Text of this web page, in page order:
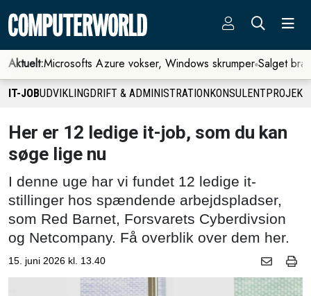
Aktuelt:Microsofts Azure vokser, Windows skrumper Salget
IT-JOBUDVIKLINGDRIFT & ADMINISTRATIONKONSULENT
Her er 12 ledige it-job, som du kan
søge lige nu
I denne uge har vi fundet 12 ledige it-
stillinger hos spændende arbejdspladser,
som Red Barnet, Forsvarets Cyberdivsion
og Netcompany. Få overblik over dem her.
15. juni 2026 kl. 13.40